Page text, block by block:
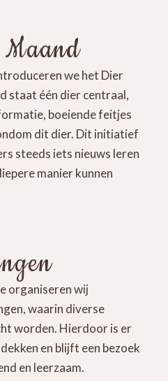
we het Dier
staat één dier centraal,
boeiende feitjes
dit dier. Dit initiatief
steeds iets nieuws leren
manier kunnen
organiseren wij
waarin diverse
worden. Hierdoor is er
en blijft een bezoek
en leerzaam.